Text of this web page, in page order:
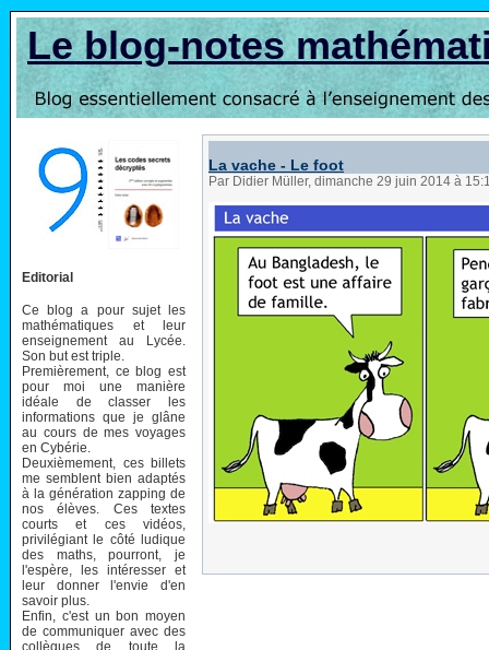
Le blog-notes
Editorial
Ce blog a pour sujet les
mathématiques et leur
enseignement au Lycée.
Son but est triple.
Premièrement, ce blog est
pour moi une manière
idéale de classer les
informations que je glâne
au cours de mes voyages
en Cybérie.
Deuxièmement, ces billets
me semblent bien adaptés
à la génération zapping de
nos élèves. Ces textes
courts et ces vidéos,
privilégiant le côté ludique
des maths, pourront, je
l'espère, les intéresser et
leur donner l'envie d'en
savoir plus.
Enfin, c'est un bon moyen
de communiquer avec des
collègues de toute la
La vache - Le foot
Par Didier Müller, dimanche 29 juin 2014 à